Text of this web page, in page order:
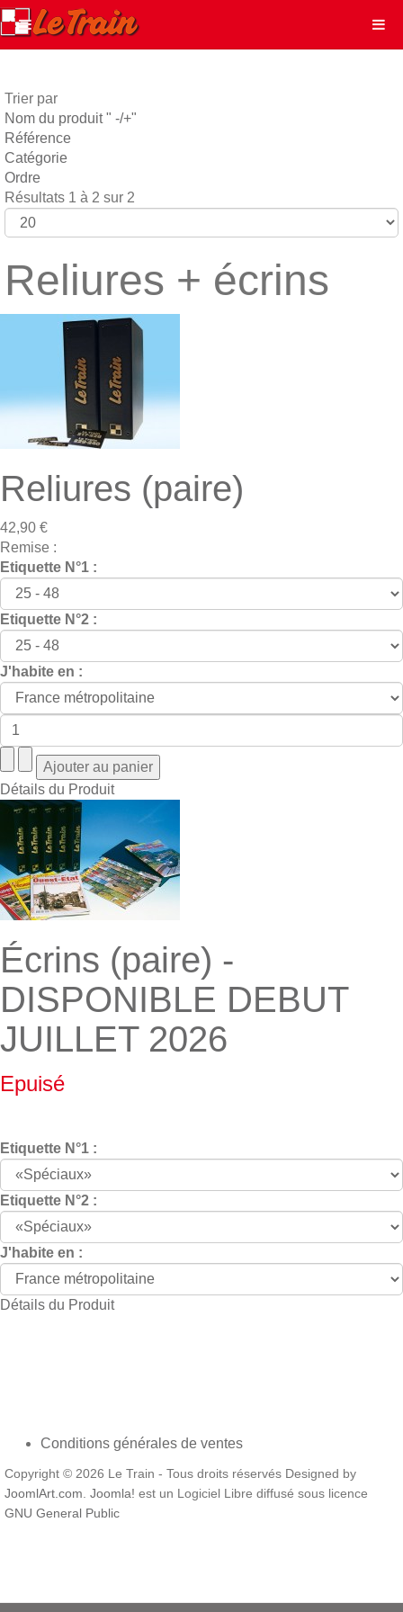
Trier par
Nom du produit " -/+"
Référence
Catégorie
Ordre
Résultats 1 à 2 sur 2
Reliures + écrins
Reliures (paire)
42,90 €
Remise :
Etiquette N°1 :
Etiquette N°2 :
J'habite en :
Détails du Produit
Écrins (paire) -
DISPONIBLE DEBUT
JUILLET 2026
Epuisé
Etiquette N°1 :
Etiquette N°2 :
J'habite en :
Détails du Produit
Conditions générales de ventes
Copyright © 2026 Le Train - Tous droits réservés Designed by
JoomlArt.com. Joomla! est un Logiciel Libre diffusé sous licence
GNU General Public